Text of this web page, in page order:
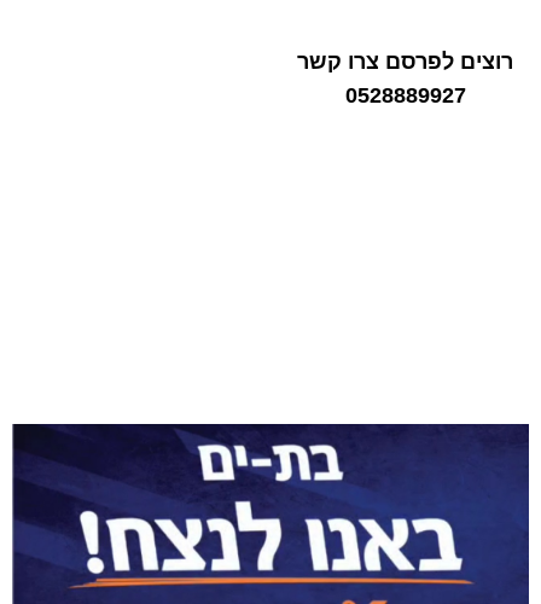
רוצים לפרסם צרו קשר
0528889927